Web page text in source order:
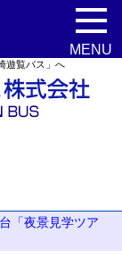
遊覧バス」へ
「夜景見学ツア